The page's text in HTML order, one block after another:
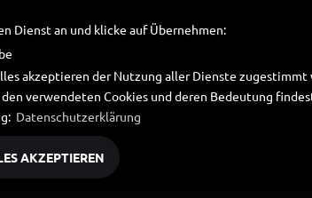
Dienst an und klicke auf Übernehmen:
akzeptieren der Nutzung aller Dienste zugestimmt
verwendeten Cookies und deren Bedeutung
Datenschutzerklärung
AKZEPTIEREN